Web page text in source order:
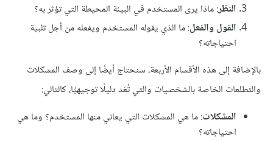
النظر: ماذا يرى المستخدم في البيئة المحيطة التي تؤثر به؟
القول والفعل: ما الذي يقوله المستخدم ويفعله من أجل تلبية
احتياجاته؟
بالإضافة إلى هذه الأقسام الأربعة، سنحتاج أيضًا إلى وصف المشكلات
والتطلعات الخاصة بالشخصيات والتي تُعَد دليلًا توجيهيًا، كالتالي:
المشكلات: ما هي المشكلات التي يعاني منها المستخدم؟ وما هي
احتياجاته؟